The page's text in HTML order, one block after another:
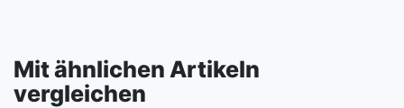
Mit ähnlichen Artikeln
vergleichen